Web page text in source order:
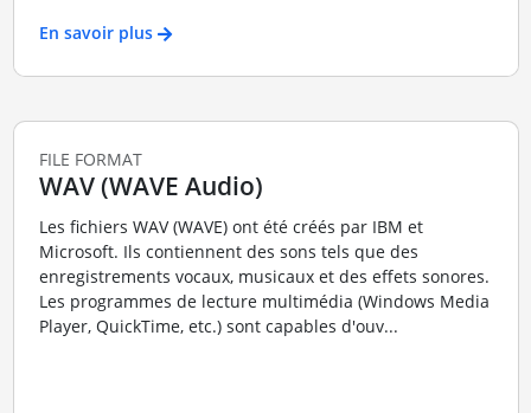
En savoir plus
FILE FORMAT
WAV (WAVE Audio)
Les fichiers WAV (WAVE) ont été créés par IBM et
Microsoft. Ils contiennent des sons tels que des
enregistrements vocaux, musicaux et des effets sonores.
Les programmes de lecture multimédia (Windows Media
Player, QuickTime, etc.) sont capables d'ouv...